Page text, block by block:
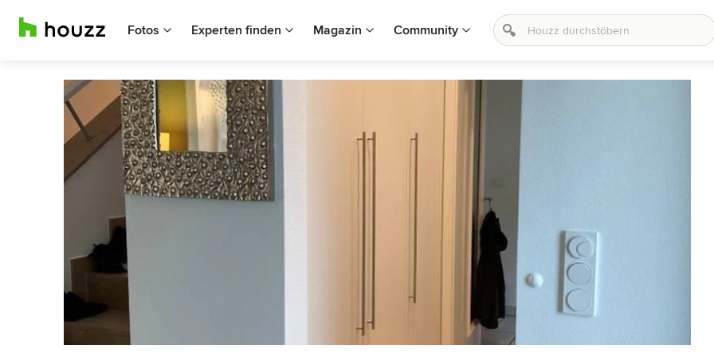
Fotos Experten finden Magazin Community